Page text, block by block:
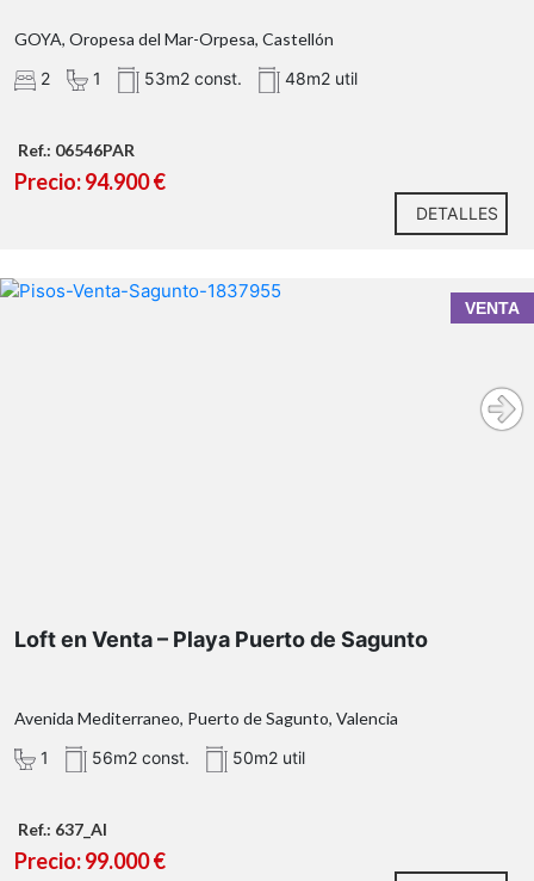
GOYA, Oropesa del Mar-Orpesa, Castellón
2
1 53m2 const. 48m2 util
Ref.: 06546PAR
Precio: 94.900 €
DETALLES
VENTA
Loft en Venta – Playa Puerto de Sagunto
Balcón con vistas al mar
Cocina equipada
Baño:
Loft en Venta – Playa Puerto de Sagunto
Avenida Mediterraneo, Puerto de Sagunto, Valencia
1
56m2 const. 50m2 util
Ref.: 637_AI
Precio: 99.000 €